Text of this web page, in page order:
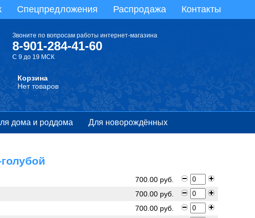
Спецпредложения Распродажа Контакты
Звоните по вопросам работы интернет-магазина
8-901-284-41-60
С 9 до 19 МСК
Корзина
Нет товаров
дома и роддома Для новорождённых
700.00 руб.
700.00 руб.
700.00 руб.